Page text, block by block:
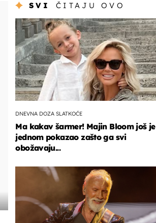
SVI ČITAJU OVO
DNEVNA DOZA SLATKOĆE
Ma kakav šarmer! Majin Bloom još je
jednom pokazao zašto ga svi
obožavaju...